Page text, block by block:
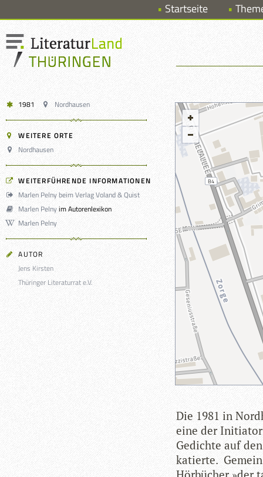
Startseite
1981 Nordhausen
WEITERE ORTE
Nordhausen
WEITERFÜHRENDE INFORMATIONEN
Marlen Pelny beim Verlag Voland & Quist
Marlen Pelnyim Autorenlexikon
Marlen Pelny
AUTOR
Jens Kirsten
Thüringer Literaturrat e.V.
Die 1981 in
eine der
Gedichte auf
ka­tierte.